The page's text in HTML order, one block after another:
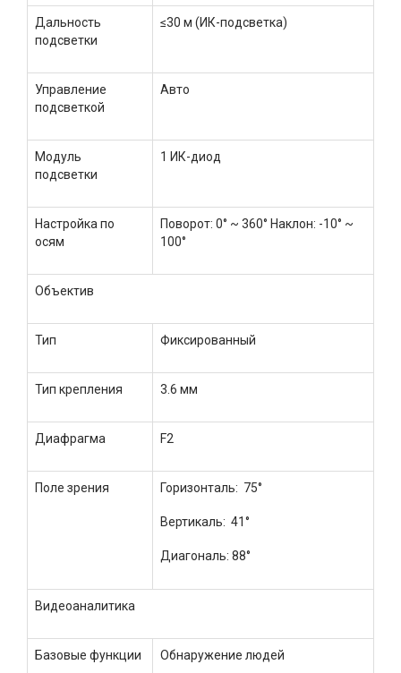
Дальность
подсветки
≤30 м (ИК-подсветка)
Управление
подсветкой
Авто
Модуль
подсветки
1 ИК-диод
Настройка по
осям
Поворот: 0° ~ 360° Наклон: -10° ~
100°
Объектив
Тип Фиксированный
Тип крепления 3.6 мм
Диафрагма F2
Поле зрения Горизонталь: 75°
Вертикаль: 41°
Диагональ: 88°
Видеоаналитика
Базовые функции Обнаружение людей